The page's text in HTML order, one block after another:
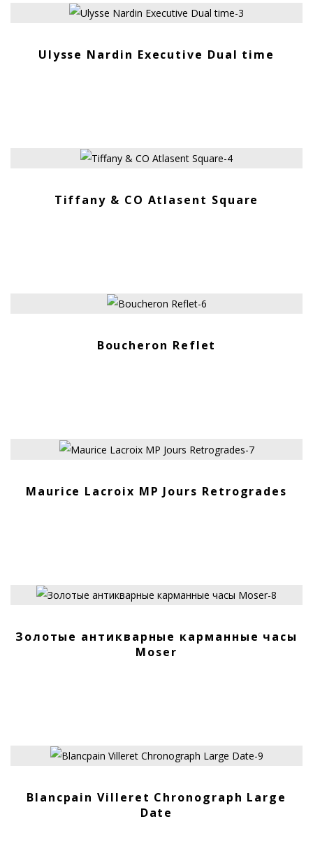
Ulysse Nardin Executive Dual time
Tiffany & CO Atlasent Square
Boucheron Reflet
Maurice Lacroix MP Jours Retrogrades
Золотые антикварные карманные часы
Moser
Blancpain Villeret Chronograph Large
Date